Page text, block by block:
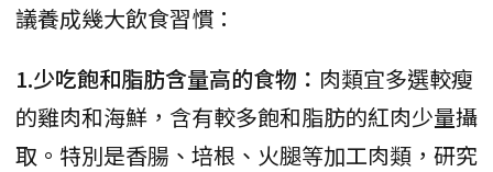
議養成幾大飲食習慣：
1.少吃飽和脂肪含量高的食物： 肉類宜多選較瘦
的雞肉和海鮮，含有較多飽和脂肪的紅肉少量攝
取。特別是香腸、培根、火腿等加工肉類，研究